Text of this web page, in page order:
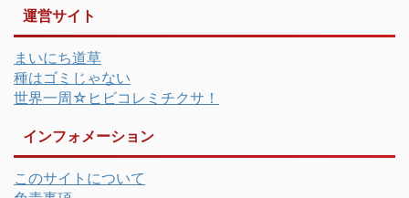
運営サイト
まいにち道草
種はゴミじゃない
世界一周☆ヒビコレミチクサ！
インフォメーション
このサイトについて